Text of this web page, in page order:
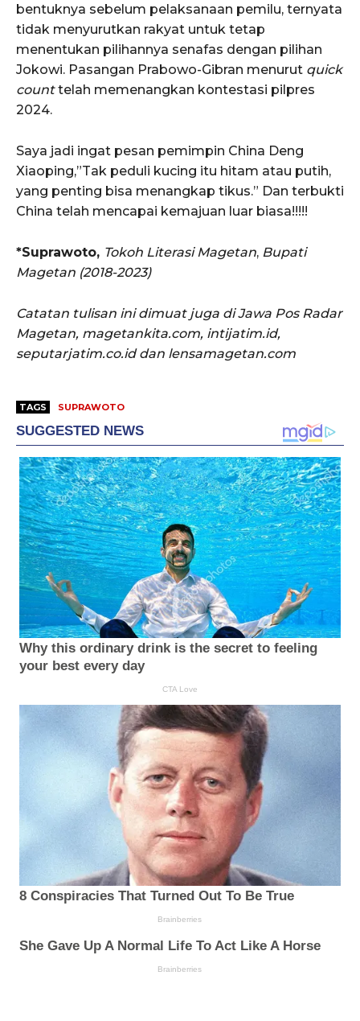
bentuknya sebelum pelaksanaan pemilu, ternyata
tidak menyurutkan rakyat untuk tetap
menentukan pilihannya senafas dengan pilihan
Jokowi. Pasangan Prabowo-Gibran menurut quick
counttelah memenangkan kontestasi pilpres
2024.
Saya jadi ingat pesan pemimpin China Deng
Xiaoping,”Tak peduli kucing itu hitam atau putih,
yang penting bisa menangkap tikus.” Dan terbukti
China telah mencapai kemajuan luar biasa!!!!!
*Suprawoto, Tokoh Literasi Magetan, Bupati
Magetan (2018-2023)
Catatan tulisan ini dimuat juga di Jawa Pos Radar
Magetan, magetankita.com, intijatim.id,
seputarjatim.co.id dan lensamagetan.com
TAGS SUPRAWOTO